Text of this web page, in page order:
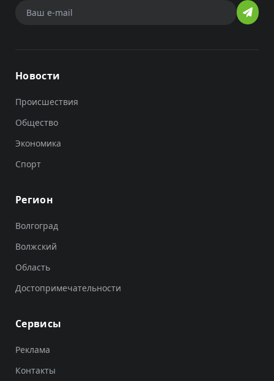
Новости
Происшествия
Общество
Экономика
Спорт
Регион
Волгоград
Волжский
Область
Достопримечательности
Сервисы
Реклама
Контакты